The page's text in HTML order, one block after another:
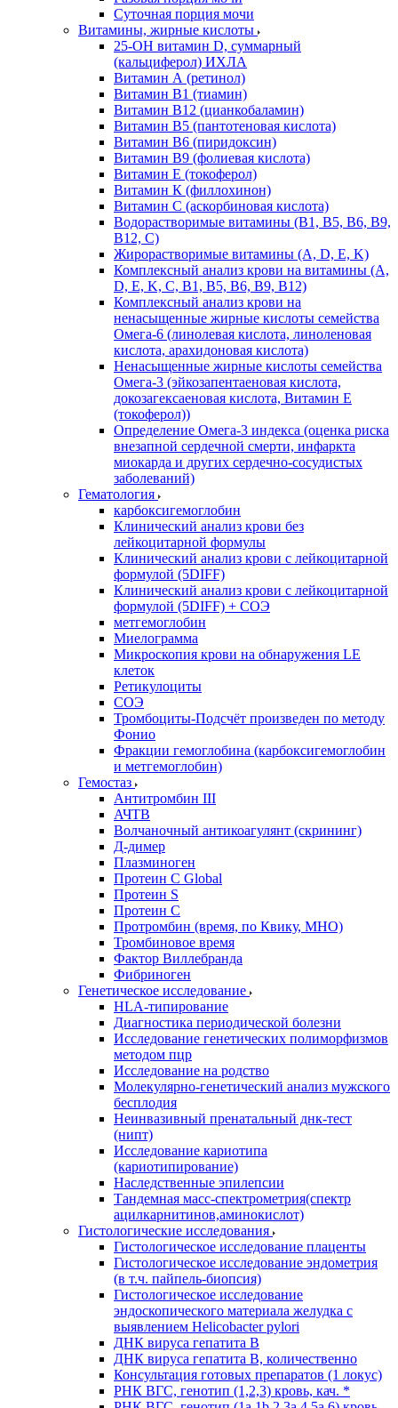
Суточная порция мочи
Витамины, жирные кислоты
25-OH витамин D, суммарный
(кальциферол) ИХЛА
Витамин А (ретинол)
Витамин В1 (тиамин)
Витамин В12 (цианкобаламин)
Витамин В5 (пантотеновая кислота)
Витамин В6 (пиридоксин)
Витамин В9 (фолиевая кислота)
Витамин Е (токоферол)
Витамин К (филлохинон)
Витамин С (аскорбиновая кислота)
Водорастворимые витамины (B1, B5, B6, В9,
В12, С)
Жирорастворимые витамины (A, D, E, K)
Комплексный анализ крови на витамины (A,
D, E, K, C, B1, B5, B6, В9, B12)
Комплексный анализ крови на
ненасыщенные жирные кислоты семейства
Омега-6 (линолевая кислота, линоленовая
кислота, арахидоновая кислота)
Ненасыщенные жирные кислоты семейства
Омега-3 (эйкозапентаеновая кислота,
докозагексаеновая кислота, Витамин E
(токоферол))
Определение Омега-3 индекса (оценка риска
внезапной сердечной смерти, инфаркта
миокарда и других сердечно-сосудистых
заболеваний)
Гематология
карбоксигемоглобин
Клинический анализ крови без
лейкоцитарной формулы
Клинический анализ крови с лейкоцитарной
формулой (5DIFF)
Клинический анализ крови с лейкоцитарной
формулой (5DIFF) + СОЭ
метгемоглобин
Миелограмма
Микроскопия крови на обнаружения LE
клеток
Ретикулоциты
СОЭ
Тромбоциты-Подсчёт произведен по методу
Фонио
Фракции гемоглобина (карбоксигемоглобин
и метгемоглобин)
Гемостаз
Антитромбин III
АЧТВ
Волчаночный антикоагулянт (скрининг)
Д-димер
Плазминоген
Протеин C Global
Протеин S
Протеин С
Протромбин (время, по Квику, МНО)
Тромбиновое время
Фактор Виллебранда
Фибриноген
Генетическое исследование
HLA-типирование
Диагностика периодической болезни
Исследование генетических полиморфизмов
методом пцр
Исследование на родство
Молекулярно-генетический анализ мужского
бесплодия
Неинвазивный пренатальный днк-тест
(нипт)
Исследование кариотипа
(кариотипирование)
Наследственные эпилепсии
Тандемная масс-спектрометрия(спектр
ацилкарнитинов,аминокислот)
Гистологические исследования
Гистологическое исследование плаценты
Гистологическое исследование эндометрия
(в т.ч. пайпель-биопсия)
Гистологическое исследование
эндоскопического материала желудка с
выявлением Helicobacter pylori
ДНК вируса гепатита B
ДНК вируса гепатита B, количественно
Консультация готовых препаратов (1 локус)
РНК ВГC, генотип (1,2,3) кровь, кач. *